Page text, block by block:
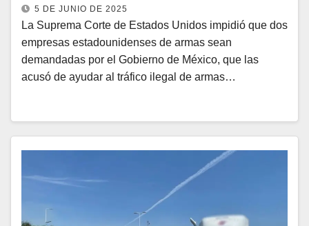
5 DE JUNIO DE 2025
La Suprema Corte de Estados Unidos impidió que dos
empresas estadounidenses de armas sean
demandadas por el Gobierno de México, que las
acusó de ayudar al tráfico ilegal de armas…